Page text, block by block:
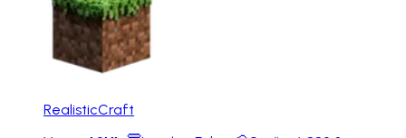
RealisticCraft